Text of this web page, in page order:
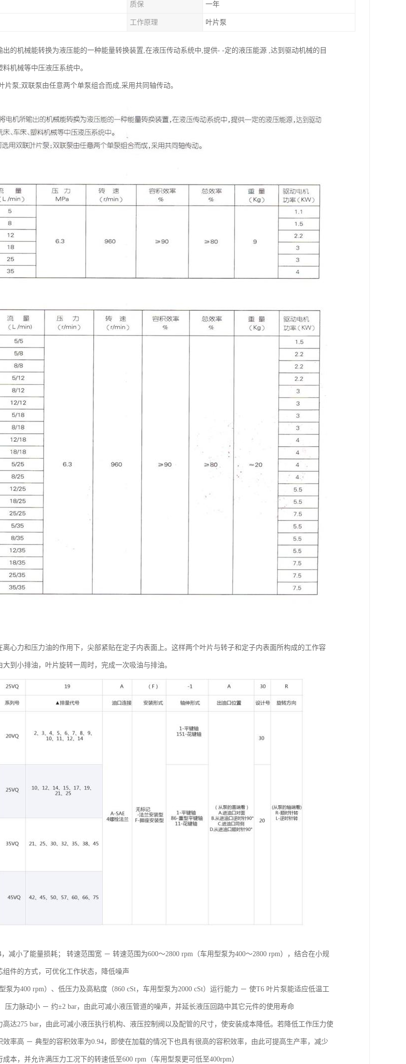
质保 一年
工作原理 叶片泵
出的机械能转换为液压能的一种能量转换装置,在液压传动系统中,提供- -定的液压能源 ,达到驱动机械的目
机械等中压液压系统中。
片泵;双联泵由任意两个单泵组合而成,采用共同轴传动。
离心力和压力油的作用下，尖部紧贴在定子内表面上。这样两个叶片与转子和定子内表面所构成的工作容
到小排油，叶片旋转一周时，完成一次吸油与排油。
减小了能量损耗； 转速范围宽 － 转速范围为600～2800 rpm（车用型泵为400～2800 rpm），结合在小规
件的方式，可优化工作状态，降低噪声
泵为400 rpm）、低压力及高粘度（860 cSt，车用型泵为2000 cSt）运行能力 － 使T6 叶片泵能适应低温工
压力脉动小 － 约±2 bar，由此可减小液压管道的噪声，并延长液压回路中其它元件的使用寿命
达275 bar，由此可减小液压执行机构、液压控制阀以及配管的尺寸，使安装成本降低。若降低工作压力使
率高 － 典型的容积效率为0.94，即使在加载的情况下也具有很高的容积效率，由此可提高生产率，减少
本，并允许满压力工况下的转速低至600 rpm（车用型泵更可低至400rpm）